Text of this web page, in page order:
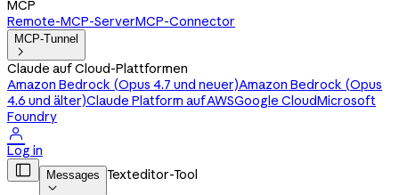
MCP
Remote-MCP-ServerMCP-Connector
MCP-Tunnel

Claude auf Cloud-Plattformen
Amazon Bedrock (Opus 4.7 und neuer)Amazon Bedrock (Opus
4.6 und älter)Claude Platform auf AWSGoogle CloudMicrosoft
Foundry

Log in
 Messages

Texteditor-Tool